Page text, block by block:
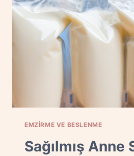
TANITMA
PLANI
EMZIRME VE BESLENME
Sağılmış Anne